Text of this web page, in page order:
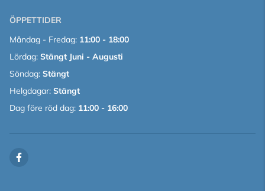
ÖPPETTIDER
Måndag - Fredag: 11:00 - 18:00
Lördag: Stängt Juni - Augusti
Söndag: Stängt
Helgdagar: Stängt
Dag före röd dag: 11:00 - 16:00